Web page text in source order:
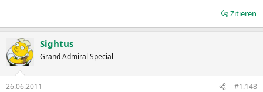
Zitieren
Sightus
Grand Admiral Special
26.06.2011 #1.148